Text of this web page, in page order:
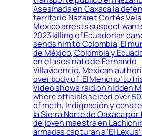
Asesinada en Oaxaca la
territorio Nazaret Cortés
Mexico arrests suspect
2023 killing of Ecuadorian
sends him to Colombia, El
de México, Colombia y
en el asesinato de Fernando
Villavicencio, Mexican
over body of ‘El Mencho’ to
Video shows raid on hidden
where officials seized over
of meth, Indignación y
la Sierra Norte de Oaxaca
de joven maestra en
armadas capturan a ‘El